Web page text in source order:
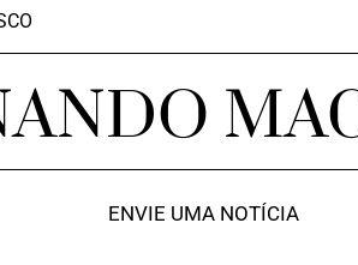
ENVIE UMA NOTÍCIA